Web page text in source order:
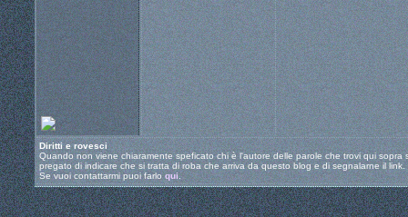
Diritti e rovesci
Quando non viene chiaramente speficato chi è l'autore delle parole che trovi qui
pregato di indicare che si tratta di roba che arriva da questo blog e di segnalarne il link.
Se vuoi contattarmi puoi farloqui.